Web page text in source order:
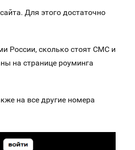
Для этого достаточно
России, сколько стоят СМС и
на странице роуминга
на все другие номера